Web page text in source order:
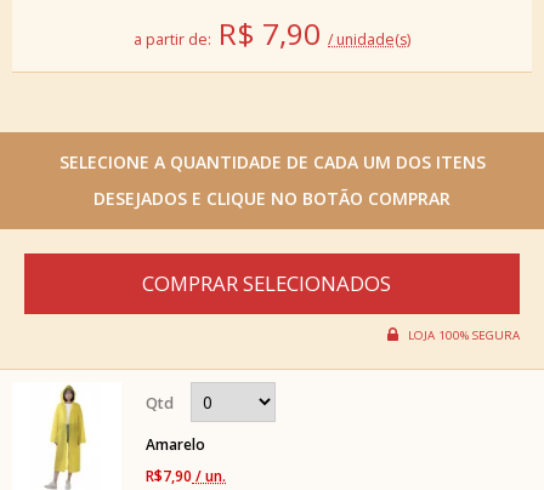
a partir de: R$ 7,90 / unidade(s)
Amarelo
R$7,90 / un.